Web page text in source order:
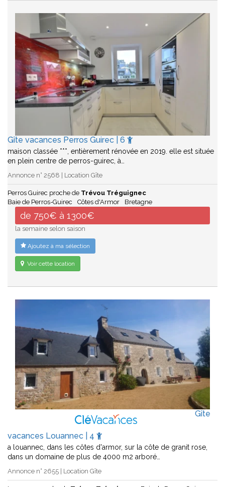
Gîte vacances Perros Guirec | 6
maison classée ***, entièrement rénovée en 2019. elle est située
en plein centre de perros-guirec, à…
Annonce n° 2568 | Location Gîte
Perros Guirec proche de Trévou Tréguignec
Baie de Perros-Guirec
Côtes d'Armor Bretagne
de 750€ à 1300€
la semaine selon saison
Ajoutez à ma sélection
Voir cette location
Gîte
vacances Louannec | 4
a louannec, dans les côtes d'armor, sur la côte de granit rose,
dans un domaine de plus de 4000 m2 arboré…
Annonce n° 2655 | Location Gîte